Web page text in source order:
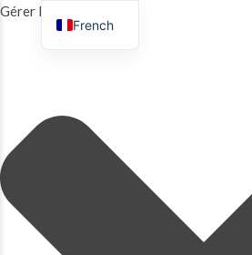
Gérer le consentement
French